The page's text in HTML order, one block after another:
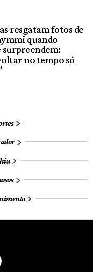
resgatam fotos de
quando
surpreendem:
no tempo só